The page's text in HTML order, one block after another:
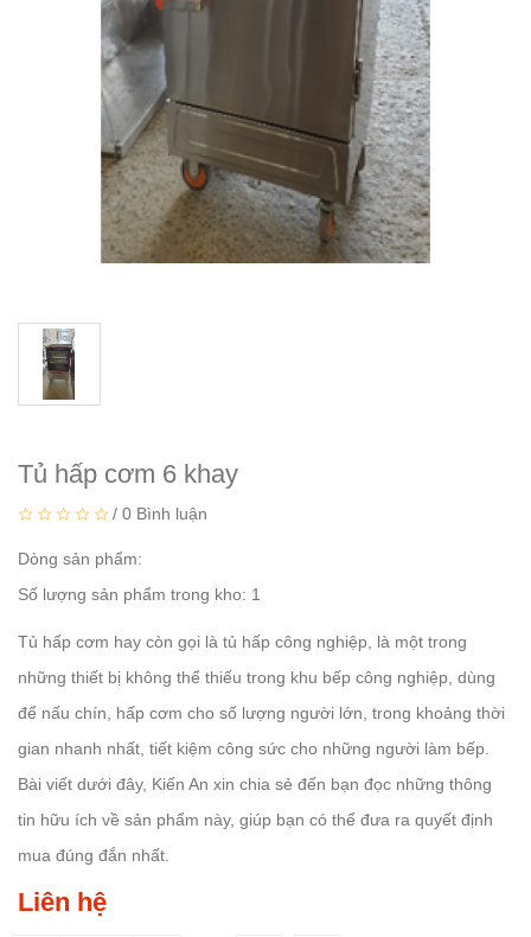
Tủ hấp cơm 6 khay
/ 0 Bình luận
Dòng sản phẩm:
Số lượng sản phẩm trong kho: 1
Tủ hấp cơm hay còn gọi là tủ hấp công nghiệp, là một trong
những thiết bị không thể thiếu trong khu bếp công nghiệp, dùng
để nấu chín, hấp cơm cho số lượng người lớn, trong khoảng thời
gian nhanh nhất, tiết kiệm công sức cho những người làm bếp.
Bài viết dưới đây, Kiến An xin chia sẻ đến bạn đọc những thông
tin hữu ích về sản phẩm này, giúp bạn có thể đưa ra quyết định
mua đúng đắn nhất.
Liên hệ